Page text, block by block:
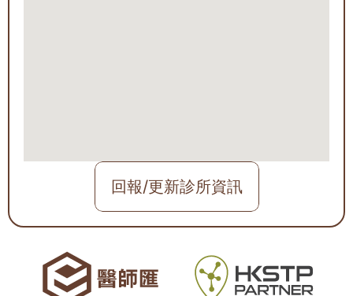
回報/更新診所資訊